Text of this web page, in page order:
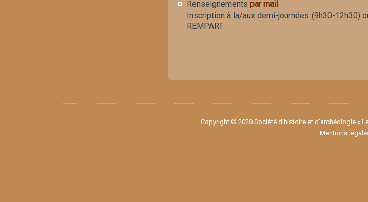
Renseignements par mail
Inscription à la/aux demi-journées (9h30-12h30)
REMPART
Copyright © 2020 Société d'histoire et d'archéologie «
Mentions